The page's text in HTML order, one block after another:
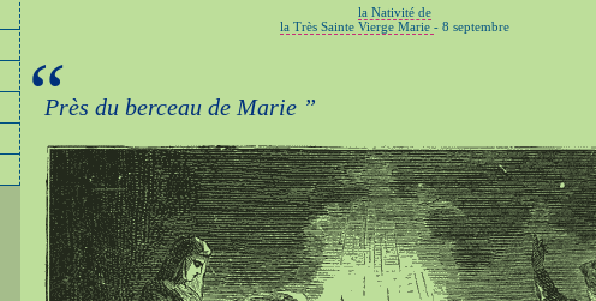
la Nativité de
la Très Sainte Vierge Marie - 8 septembre
“
Près du berceau de Marie ”